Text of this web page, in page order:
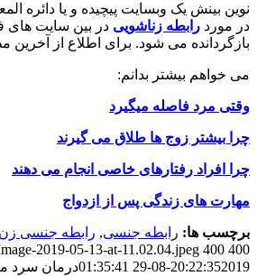
نوین بینش یک وبسایت پیچیده و یا
در مورد رابطه زناشویی در بین سایت های
بازگردانده می شود. برای اطلاع از
می خواهم بیشتر بدانم:
وقتی مرد فاصله میگیرد
چرا بیشتر زوج ها طلاق می گیرند
چرا افراد رفتارهای خاصی انجام می دهند
مهارت های زندگی پس از ازدواج
برچسب ها: رابطه جنسی, رابطه جنسی
2019-05-13-at-11.02.04.jpeg 400 400
20:22:352019-08-29 01:35:41 درمان سرد